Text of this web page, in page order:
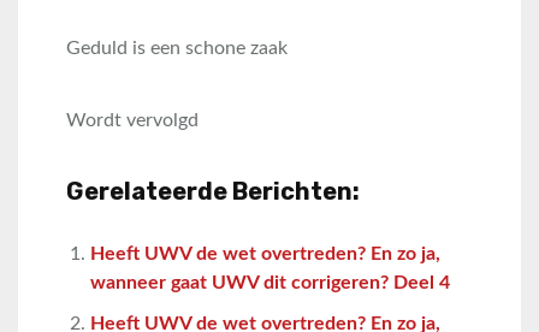
Geduld is een schone zaak
Wordt vervolgd
Gerelateerde Berichten:
Heeft UWV de wet overtreden? En zo ja,
wanneer gaat UWV dit corrigeren? Deel 4
Heeft UWV de wet overtreden? En zo ja,